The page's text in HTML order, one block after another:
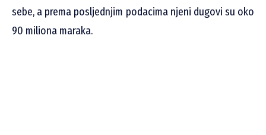
sebe, a prema posljednjim podacima njeni dugovi su oko
90 miliona maraka.